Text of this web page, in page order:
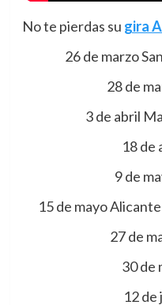
No te pierdas su gira
26 de marzo
28 de
3 de abril
18 de
9 de
15 de mayo
27 de
30 de
12 de